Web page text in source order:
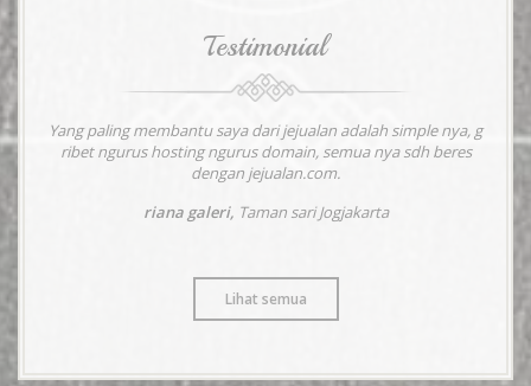
Testimonial
Yang paling membantu saya dari jejualan adalah simple nya, g
ribet ngurus hosting ngurus domain, semua nya sdh beres
dengan jejualan.com.
riana galeri, Taman sari Jogjakarta
Lihat semua